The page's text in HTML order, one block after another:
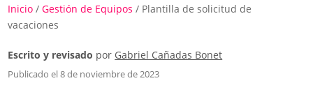
Inicio /Gestión de Equipos / Plantilla de solicitud de
vacaciones
Escrito y revisado por Gabriel Cañadas Bonet
Publicado el 8 de noviembre de 2023